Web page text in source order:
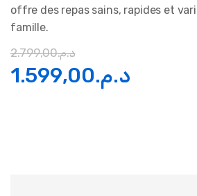
offre des repas sains, rapides et
famille.
د.م.2.799,00
Le
د.م.1.599,00
Le